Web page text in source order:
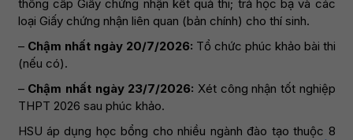
thông cấp Giấy chứng nhận kết quả thi; trả học bạ và các
loại Giấy chứng nhận liên quan (bản chính) cho thí sinh.
– Chậm nhất ngày 20/7/2026: Tổ chức phúc khảo bài thi
(nếu có).
– Chậm nhất ngày 23/7/2026: Xét công nhận tốt nghiệp
THPT 2026 sau phúc khảo.
HSU áp dụng học bổng cho nhiều ngành đào tạo thuộc 8